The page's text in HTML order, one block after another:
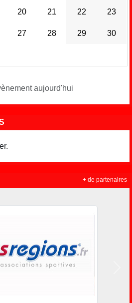
20 21 22 23
27 28 29 30
aujourd'hui
+ de partenaires